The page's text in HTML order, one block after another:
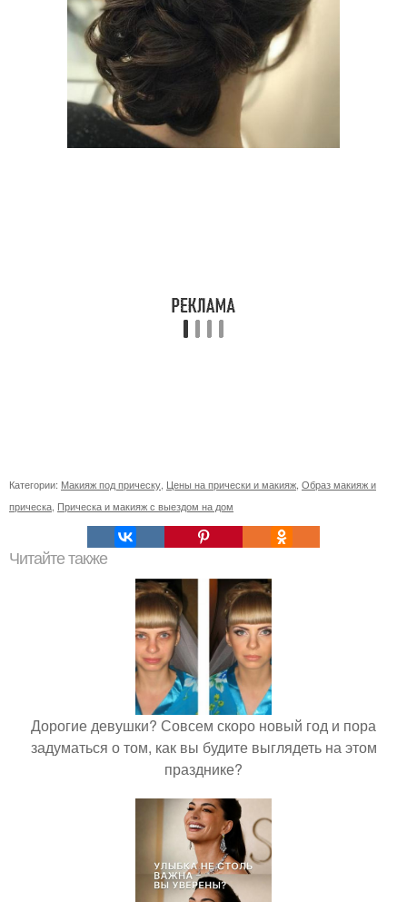
Категории: Макияж под прическу Цены на прически и макияж Образ макияж и
прическа Прическа и макияж с выездом на дом
Читайте также
Дорогие девушки? Совсем скоро новый год и пора
задуматься о том, как вы будите выглядеть на этом
празднике?